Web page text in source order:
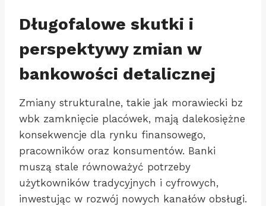
Długofalowe skutki i
perspektywy zmian w
bankowości detalicznej
Zmiany strukturalne, takie jak morawiecki bz
wbk zamknięcie placówek, mają dalekosiężne
konsekwencje dla rynku finansowego,
pracowników oraz konsumentów. Banki
muszą stale równoważyć potrzeby
użytkowników tradycyjnych i cyfrowych,
inwestując w rozwój nowych kanałów obsługi.